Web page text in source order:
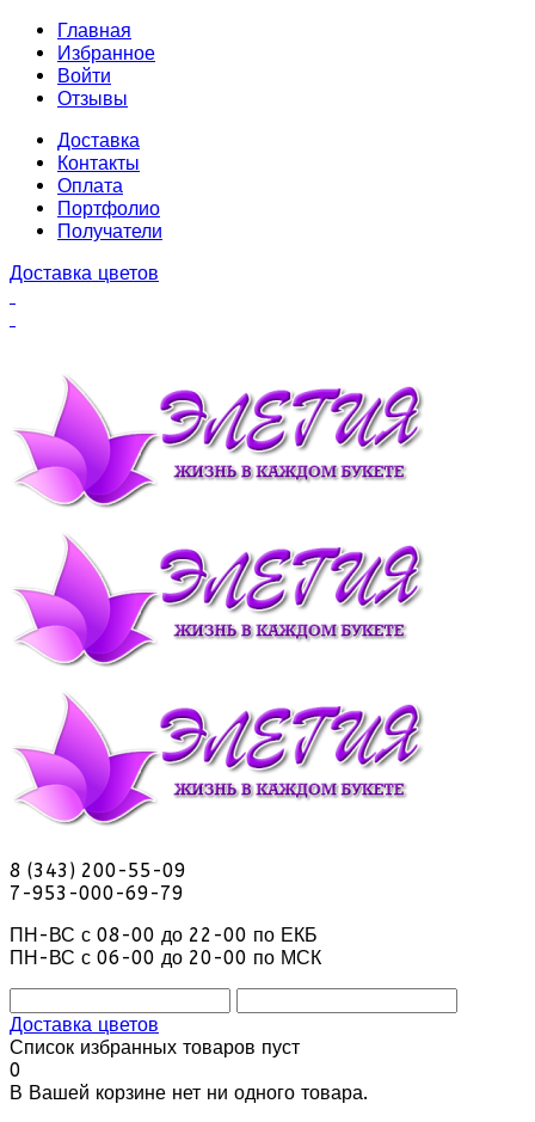
Главная
Избранное
Войти
Отзывы
Доставка
Контакты
Оплата
Портфолио
Получатели
Доставка цветов
8 (343) 200-55-09
7-953-000-69-79
ПН-ВС с 08-00 до 22-00 по ЕКБ
ПН-ВС с 06-00 до 20-00 по МСК
Доставка цветов
Список избранных товаров пуст
0
В Вашей корзине нет ни одного товара.